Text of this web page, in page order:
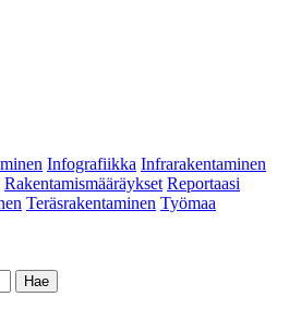
Infografiikka Infrarakentaminen
Rakentamismääräykset Reportaasi
Teräsrakentaminen Työmaa